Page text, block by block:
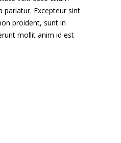
pariatur. Excepteur sint
proident, sunt in
mollit anim id est